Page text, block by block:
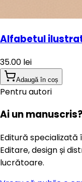
Alfabetul
35.00 lei
Adaugă în coș
Pentru autori
Ai un manuscris?
Editură specializată
Editare, design și
lucrătoare.